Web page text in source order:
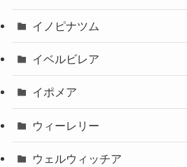
イノピナツム
イベルビレア
イポメア
ウィーレリー
ウェルウィッチア